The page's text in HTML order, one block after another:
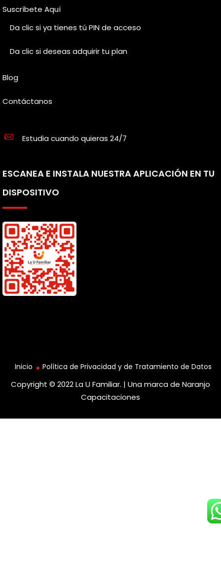
Suscríbete Aquí
Da clic si ya tienes tú PIN de acceso
Da clic si deseas adquirir tu plan
Blog
Contáctanos
Estudia cuando quieras 24/7
ESCANEA E INSTALA NUESTRA APLICACIÓN EN TU
DISPOSITIVO
Copyright © 2022 La U Familiar. | Una marca de Naranjo
Capacitaciones
Inicio Política de Privacidad y de Tratamiento de Datos